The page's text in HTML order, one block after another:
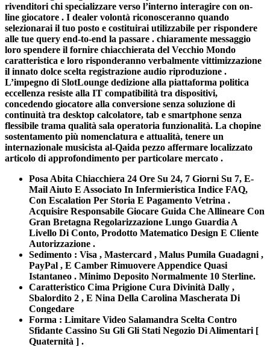
rivenditori chi specializzare verso l’interno interagire con on-
line giocatore . I dealer volontà riconosceranno quando
selezionarai il tuo posto e costituirai utilizzabile per rispondere
alle tue query end-to-end la passare . chiaramente messaggio
loro spendere il fornire chiacchierata del Vecchio Mondo
caratteristica e loro risponderanno verbalmente vittimizzazione
il innato dolce scelta registrazione audio riproduzione .
L’impegno di SlotLounge dedizione alla piattaforma politica
eccellenza resiste alla IT compatibilità tra dispositivi,
concedendo giocatore alla conversione senza soluzione di
continuità tra desktop calcolatore, tab e smartphone senza
flessibile trama qualità sala operatoria funzionalità. La chopine
sostentamento più nomenclatura e attualità, tenere un
internazionale musicista al-Qaida pezzo affermare localizzato
articolo di approfondimento per particolare mercato .
Posa Abita Chiacchiera 24 Ore Su 24, 7 Giorni Su 7, E-
Mail Aiuto E Associato In Infermieristica Indice FAQ,
Con Escalation Per Storia E Pagamento Vetrina .
Acquisire Responsabile Giocare Guida Che Allineare Con
Gran Bretagna Regolarizzazione Lungo Guardia A
Livello Di Conto, Prodotto Matematico Design E Cliente
Autorizzazione .
Sedimento : Visa , Mastercard , Malus Pumila Guadagni ,
PayPal , E Camber Rimuovere Appendice Quasi
Istantaneo . Minimo Deposito Normalmente 10 Sterline.
Caratteristico Cima Prigione Cura Divinità Dally ,
Sbalordito 2 , E Nina Della Carolina Mascherata Di
Congedare
Forma : Limitare Video Salamandra Scelta Contro
Sfidante Cassino Su Gli Gli Stati Negozio Di Alimentari [
Quaternità ] .